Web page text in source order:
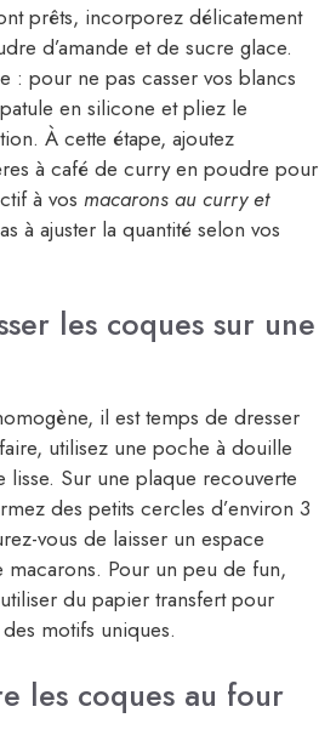
prêts, incorporez délicatement
d’amande et de sucre glace.
: pour ne pas casser vos blancs
en silicone et pliez le
À cette étape, ajoutez
à café de curry en poudre pour
à vos macarons au curry et
à ajuster la quantité selon vos
les coques sur une
il est temps de dresser
utilisez une poche à douille
lisse. Sur une plaque recouverte
des petits cercles d’environ 3
vous de laisser un espace
macarons. Pour un peu de fun,
du papier transfert pour
motifs uniques.
les coques au four